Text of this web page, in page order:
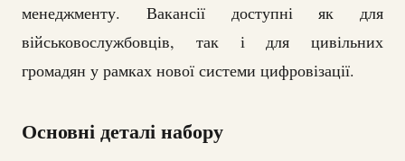
менеджменту. Вакансії доступні як для
військовослужбовців, так і для цивільних
громадян у рамках нової системи цифровізації.
Основні деталі набору